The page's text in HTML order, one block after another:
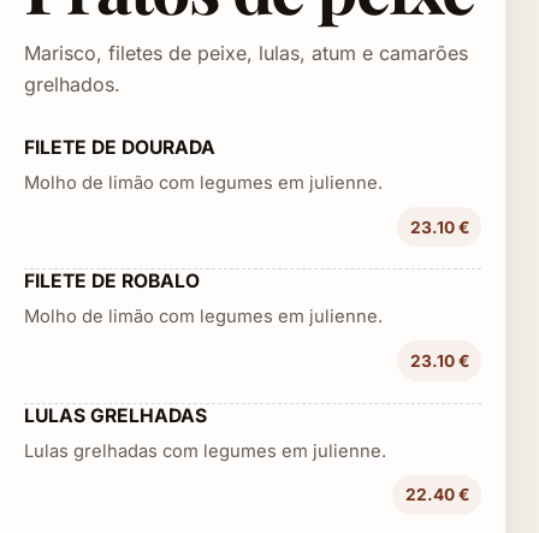
Marisco, filetes de peixe, lulas, atum e camarões
grelhados.
FILETE DE DOURADA
Molho de limão com legumes em julienne.
23.10 €
FILETE DE ROBALO
Molho de limão com legumes em julienne.
23.10 €
LULAS GRELHADAS
Lulas grelhadas com legumes em julienne.
22.40 €